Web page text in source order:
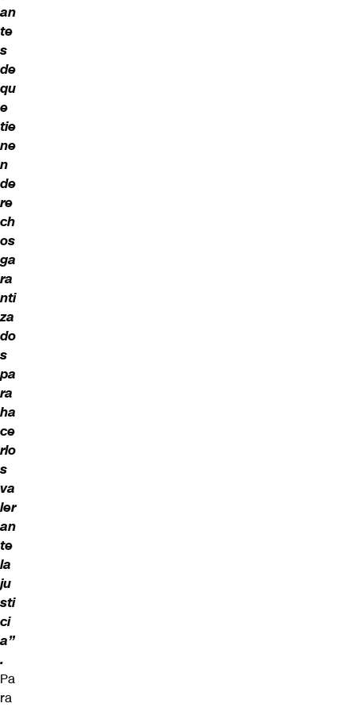
an
te
s
de
qu
e
tie
ne
n
de
re
ch
os
ga
ra
nti
za
do
s
pa
ra
ha
ce
rlo
s
va
ler
an
te
la
ju
sti
ci
a”
.
Pa
ra